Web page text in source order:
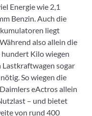
Energie wie 2,1
Benzin. Auch die
liegt
also allein die
hundert Kilo wiegen
Lastkraftwagen sogar
So wiegen die
eActros allein
– und bietet
von rund 400